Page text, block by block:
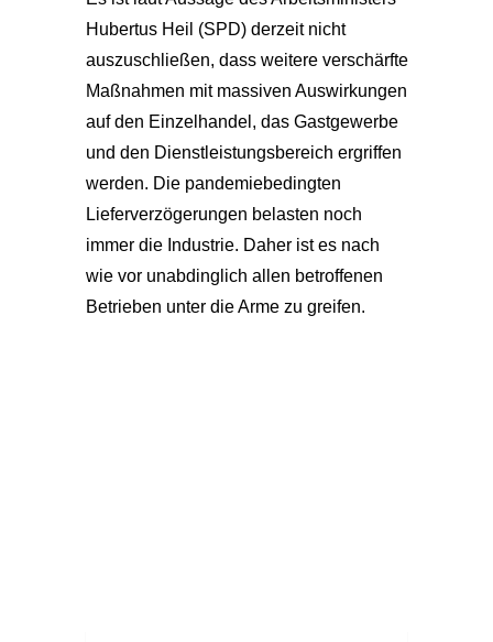
Hubertus Heil (SPD) derzeit nicht
auszuschließen, dass weitere verschärfte
Maßnahmen mit massiven Auswirkungen
auf den Einzelhandel, das Gastgewerbe
und den Dienstleistungsbereich ergriffen
werden. Die pandemiebedingten
Lieferverzögerungen belasten noch
immer die Industrie. Daher ist es nach
wie vor unabdinglich allen betroffenen
Betrieben unter die Arme zu greifen.